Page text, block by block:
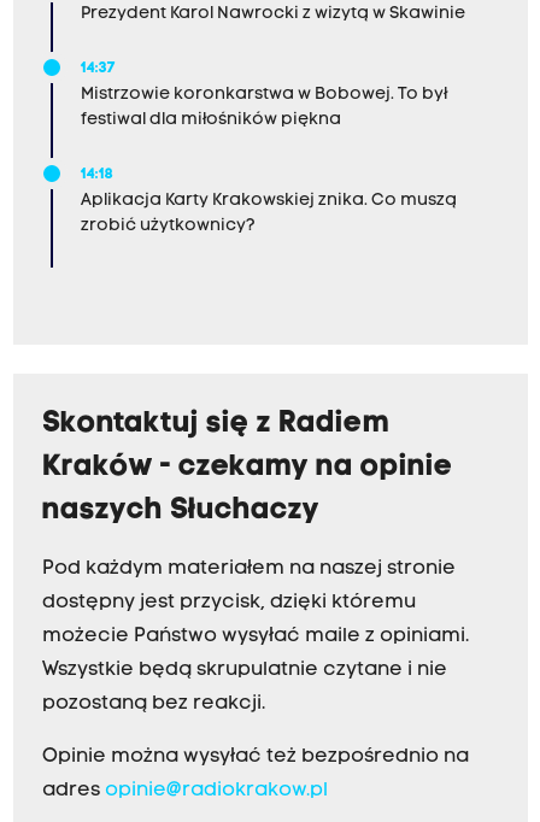
Prezydent Karol Nawrocki z wizytą w Skawinie
14:37
Mistrzowie koronkarstwa w Bobowej. To był
festiwal dla miłośników piękna
14:18
Aplikacja Karty Krakowskiej znika. Co muszą
zrobić użytkownicy?
Skontaktuj się z Radiem
Kraków - czekamy na opinie
naszych Słuchaczy
Pod każdym materiałem na naszej stronie
dostępny jest przycisk, dzięki któremu
możecie Państwo wysyłać maile z opiniami.
Wszystkie będą skrupulatnie czytane i nie
pozostaną bez reakcji.
Opinie można wysyłać też bezpośrednio na
adres opinie@radiokrakow.pl